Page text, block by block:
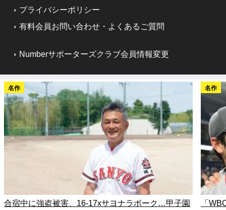
プライバシーポリシー
有料会員お問い合わせ・よくあるご質問
Numberサポーターズクラブ会員情報変更
名作
合宿中に強盗被害、16-17xサヨナラボーク…甲子園
名作
「